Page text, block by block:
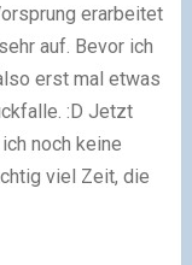
erarbeitet
auf. Bevor ich
erst mal etwas
:D Jetzt
noch keine
viel Zeit, die